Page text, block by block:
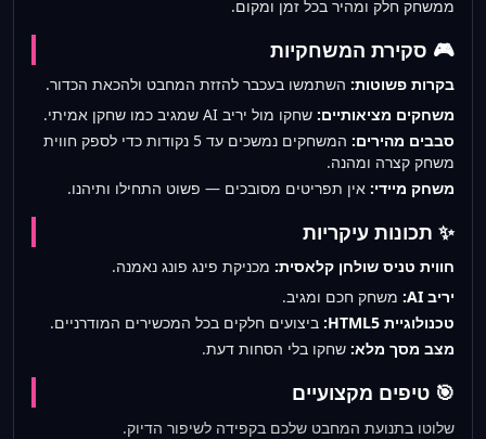
ממשחק חלק ומהיר בכל זמן ומקום.
🎮 סקירת המשחקיות
בקרות פשוטות: השתמשו בעכבר להזזת המחבט ולהכאת הכדור.
משחקים מציאותיים: שחקו מול יריב AI שמגיב כמו שחקן אמיתי.
סבבים מהירים:
המשחקים נמשכים עד 5 נקודות כדי לספק חווית
משחק קצרה ומהנה.
משחק מיידי: אין תפריטים מסובכים — פשוט התחילו ותיהנו.
✨ תכונות עיקריות
חווית טניס שולחן קלאסית: מכניקת פינג פונג נאמנה.
יריב AI:
משחק חכם ומגיב.
טכנולוגיית HTML5:
ביצועים חלקים בכל המכשירים המודרניים.
מצב מסך מלא: שחקו בלי הסחות דעת.
🎯 טיפים מקצועיים
שלוטו בתנועת המחבט שלכם בקפידה לשיפור הדיוק.